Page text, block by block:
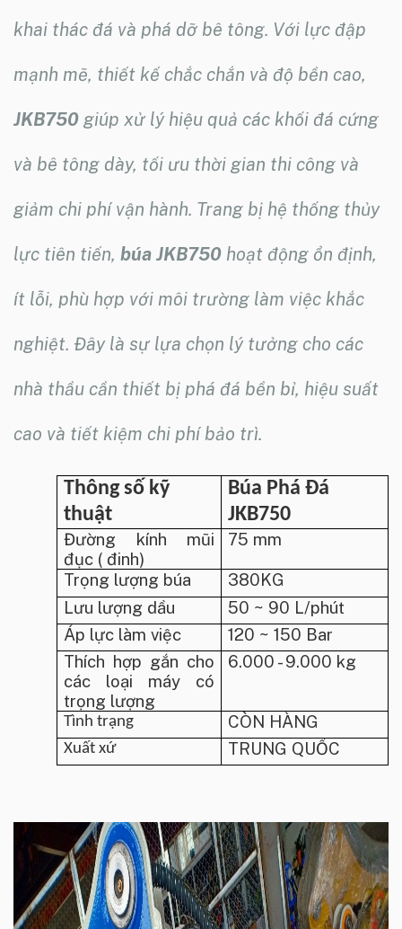
khai thác đá và phá dỡ bê tông. Với lực đập
mạnh mẽ, thiết kế chắc chắn và độ bền cao,
JKB750 giúp xử lý hiệu quả các khối đá cứng
và bê tông dày, tối ưu thời gian thi công và
giảm chi phí vận hành. Trang bị hệ thống thủy
lực tiên tiến, búa JKB750 hoạt động ổn định,
ít lỗi, phù hợp với môi trường làm việc khắc
nghiệt. Đây là sự lựa chọn lý tưởng cho các
nhà thầu cần thiết bị phá đá bền bỉ, hiệu suất
cao và tiết kiệm chi phí bảo trì.
Thông số kỹ
thuật
Búa Phá Đá
JKB750
Đường kính mũi
đục ( đinh)
75 mm
Trọng lượng búa
380KG
Lưu lượng dầu
50 ~ 90 L/phút
Áp lực làm việc
120 ~ 150 Bar
Thích hợp gắn cho
các loại máy có
trọng lượng
6.000 - 9.000 kg
Tình trạng CÒN HÀNG
Xuất xứ TRUNG QUỐC